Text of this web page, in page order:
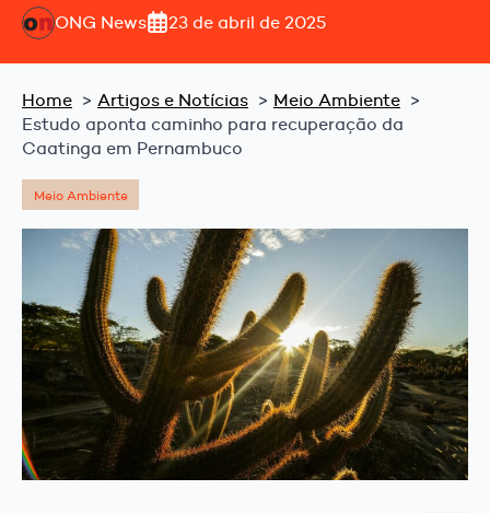
ONG News 23 de abril de 2025
Home Artigos e Notícias
Meio Ambiente
Estudo aponta caminho para recuperação da
Caatinga em Pernambuco
Meio Ambiente